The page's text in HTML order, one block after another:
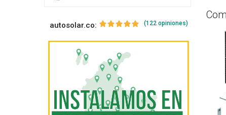
autosolar.co: (122 opiniones)